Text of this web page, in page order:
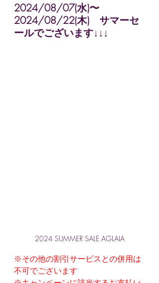
2024/08/07(水)〜
2024/08/22(木)　サマーセ
ールでございます↓↓↓
2024 SUMMER SALE AGLAIA
※その他の割引サービスとの併用は
不可でございます